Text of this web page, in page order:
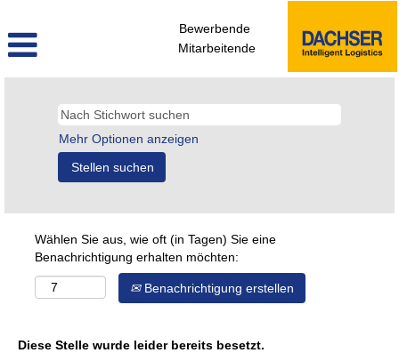
Bewerbende
Mitarbeitende
Mehr Optionen anzeigen
Wählen Sie aus, wie oft (in Tagen) Sie eine
Benachrichtigung erhalten möchten:
Benachrichtigung erstellen
Diese Stelle wurde leider bereits besetzt.